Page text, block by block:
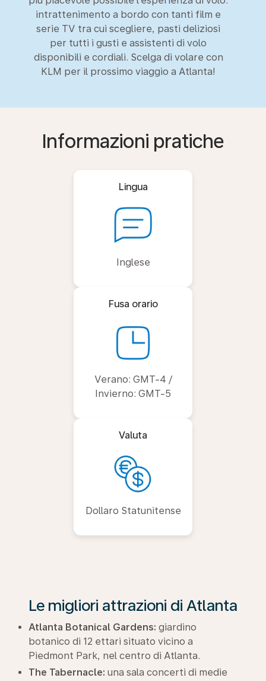
intrattenimento a bordo con tanti film e
serie TV tra cui scegliere, pasti deliziosi
per tutti i gusti e assistenti di volo
disponibili e cordiali. Scelga di volare con
KLM per il prossimo viaggio a Atlanta!
Informazioni pratiche
Lingua
Inglese
Fusa orario
Verano: GMT-4 /
Invierno: GMT-5
Valuta
Dollaro Statunitense
Le migliori attrazioni di Atlanta
Atlanta Botanical Gardens: giardino
botanico di 12 ettari situato vicino a
Piedmont Park, nel centro di Atlanta.
The Tabernacle: una sala concerti di medie